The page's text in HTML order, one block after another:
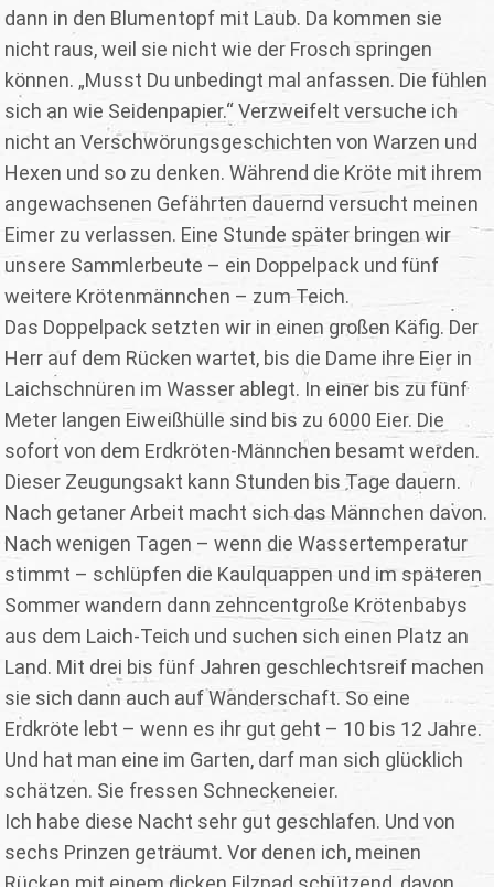
dann in den Blumentopf mit Laub. Da kommen sie
nicht raus, weil sie nicht wie der Frosch springen
können. „Musst Du unbedingt mal anfassen. Die fühlen
sich an wie Seidenpapier.“ Verzweifelt versuche ich
nicht an Verschwörungsgeschichten von Warzen und
Hexen und so zu denken. Während die Kröte mit ihrem
angewachsenen Gefährten dauernd versucht meinen
Eimer zu verlassen. Eine Stunde später bringen wir
unsere Sammlerbeute – ein Doppelpack und fünf
weitere Krötenmännchen – zum Teich.
Das Doppelpack setzten wir in einen großen Käfig. Der
Herr auf dem Rücken wartet, bis die Dame ihre Eier in
Laichschnüren im Wasser ablegt. In einer bis zu fünf
Meter langen Eiweißhülle sind bis zu 6000 Eier. Die
sofort von dem Erdkröten-Männchen besamt werden.
Dieser Zeugungsakt kann Stunden bis Tage dauern.
Nach getaner Arbeit macht sich das Männchen davon.
Nach wenigen Tagen – wenn die Wassertemperatur
stimmt – schlüpfen die Kaulquappen und im späteren
Sommer wandern dann zehncentgroße Krötenbabys
aus dem Laich-Teich und suchen sich einen Platz an
Land. Mit drei bis fünf Jahren geschlechtsreif machen
sie sich dann auch auf Wanderschaft. So eine
Erdkröte lebt – wenn es ihr gut geht – 10 bis 12 Jahre.
Und hat man eine im Garten, darf man sich glücklich
schätzen. Sie fressen Schneckeneier.
Ich habe diese Nacht sehr gut geschlafen. Und von
sechs Prinzen geträumt. Vor denen ich, meinen